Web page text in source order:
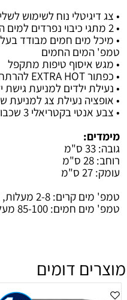
• צג דיגיטלי נוח לשימוש
• 2 מתגי כיבוי נפרדים למים הקרים והחמים
• מיכל מים חמים מבודד
טמפ' המים החמים
• מגש איסוף טיפות מתקפל
• כפתור EXTRA HOT להרתחה מהירה
• נעילת ילדים למניעת גישת
• אופציה נעילת צג למניעת
• צבע אנטי בקטריאלי 3 שכבות, עמיד לשנים רבות
מימדים:
גובה: 33 ס"מ
רוחב: 28 ס"מ
עומק: 27 ס"מ
טמפ' מים קרים: 2-8 מעלות, כ-50 כוסות בשעה
טמפ' מים חמים: 85-100 מעלות, כ-75 כוסות בשעה
מוצרים דומים